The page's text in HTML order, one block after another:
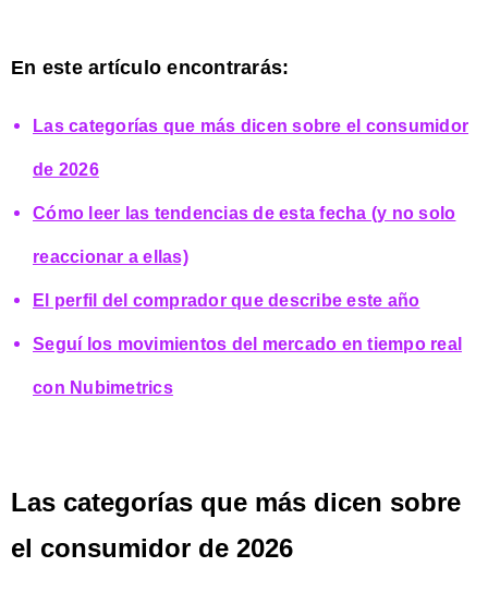
En este artículo encontrarás:
Las categorías que más dicen sobre el consumidor
de 2026
Cómo leer las tendencias de esta fecha (y no solo
reaccionar a ellas)
El perfil del comprador que describe este año
Seguí los movimientos del mercado en tiempo real
con Nubimetrics
Las categorías que más dicen sobre
el consumidor de 2026